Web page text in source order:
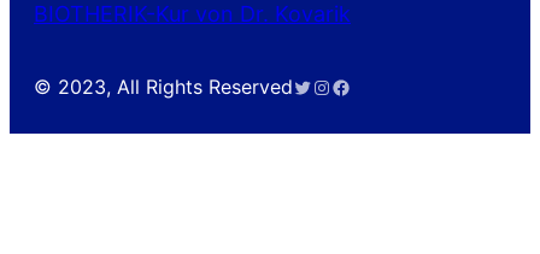
BIOTHERIK-Kur von Dr. Kovarik
© 2023, All Rights ReservedTwitter
Instagram
Facebook